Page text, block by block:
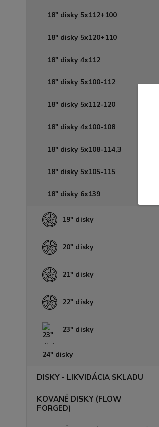
18" disky 5x112+100
18" disky 5x120+110
18" disky 4x112
18" disky 5x100-112
18" disky 5x112-120
18" disky 4x100-108
18" disky 5x108-114,3
18" disky 5x105-115
18" disky 6x139
19" disky
20" disky
21" disky
22" disky
23" disky
24" disky
DISKY - LIKVIDÁCIA SKLADU
KOVANÉ DISKY (FLOW
FORGED)